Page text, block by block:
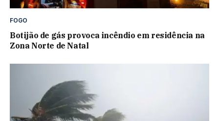
FOGO
Botijão de gás provoca incêndio em residência na
Zona Norte de Natal